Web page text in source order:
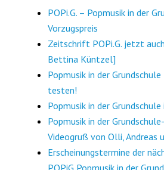
POPi.G. – Popmusik in der
Vorzugspreis
Zeitschrift POPi.G. jetzt
Bettina Küntzel]
Popmusik in der
testen!
Popmusik in der
Popmusik in der
Videogruß von Olli, Andreas
Erscheinungstermine der
POPiG Popmusik in der